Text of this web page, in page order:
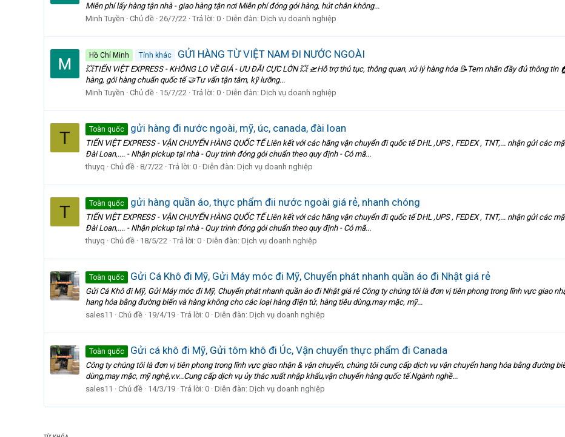
Miễn phí lấy hàng tận nhà - giao hàng tận nơi Miễn phí đóng gói hàng, hút chân không...
Minh Tuyền
Chủ đề 26/7/22 Trả lời: 0 Diễn đàn: Dịch vụ doanh nghiệp
Hồ Chí Minh Tỉnh khác GỬI HÀNG TỪ VIỆT NAM ĐI NƯỚC NGOÀI
💥TIẾN VIỆT EXPRESS - KHÔNG LO VỀ GIÁ - ƯU ĐÃI CỰC LỚN 💥 🛫Hỗ trợ thủ tục, thông quan, xử lý hàng hóa 📝Tem nhãn đầy đủ thông
hàng, gói hàng chuẩn quốc tế 🤝Tư vấn tận tâm, kỹ lưỡng...
Minh Tuyền
Chủ đề 15/7/22 Trả lời: 0 Diễn đàn: Dịch vụ doanh nghiệp
T Toàn quốc gửi hàng đi nước ngoài, mỹ, úc, canada, đài loan
TIẾN VIỆT EXPRESS - VẬN CHUYỂN HÀNG QUỐC TẾ Liên kết với các hãng vận chuyển đi quốc tế DHL ,UPS , FEDEX , TNT,... nhận gửi các
Đài Loan,.... - Nhận pickup tại nhà - Quy trình đóng gói chuẩn theo quy định - Có mã...
thuyq
Chủ đề 8/7/22 Trả lời: 0 Diễn đàn: Dịch vụ doanh nghiệp
T Toàn quốc gửi hàng quần áo, thực phẩm đii nước ngoài giá rẻ, nhanh chóng
TIẾN VIỆT EXPRESS - VẬN CHUYỂN HÀNG QUỐC TẾ Liên kết với các hãng vận chuyển đi quốc tế DHL ,UPS , FEDEX , TNT,... nhận gửi các
Đài Loan,.... - Nhận pickup tại nhà - Quy trình đóng gói chuẩn theo quy định - Có mã...
thuyq
Chủ đề 18/5/22 Trả lời: 0 Diễn đàn: Dịch vụ doanh nghiệp
Toàn quốc Gửi Cá Khô đi Mỹ, Gửi Máy móc đi Mỹ, Chuyển phát nhanh quần áo đi Nhật giá rẻ
Gửi Cá Khô đi Mỹ, Gửi Máy móc đi Mỹ, Chuyển phát nhanh quần áo đi Nhật giá rẻ Công ty chúng tôi là đơn vị tiên phong trong lĩnh vực giao
hang hóa bằng đường biển và hàng không cho các loại hàng điện tử, hàng tiêu dùng,may mặc, mỹ...
sales11
Chủ đề 19/4/19 Trả lời: 0 Diễn đàn: Dịch vụ doanh nghiệp
Toàn quốc Gửi cá khô đi Mỹ, Gửi tôm khô đi Úc, Vận chuyển thực phẩm đi Canada
Công ty chúng tôi là đơn vị tiên phong trong lĩnh vực giao nhận & vận chuyển, chúng tôi cung cấp dịch vụ vận chuyển hang hóa bằng đường
dùng,may mặc, mỹ nghệ,v.v...Cung cấp dịch vụ ủy thác xuất nhập khẩu,vận chuyển hàng quốc tế.Ngành nghề...
sales11
Chủ đề 14/3/19 Trả lời: 0 Diễn đàn: Dịch vụ doanh nghiệp